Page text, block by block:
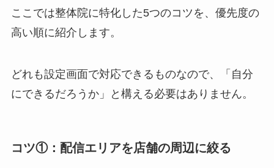
ここでは整体院に特化した5つのコツを、優先度の
高い順に紹介します。
どれも設定画面で対応できるものなので、「自分
にできるだろうか」と構える必要はありません。
コツ①：配信エリアを店舗の周辺に絞る